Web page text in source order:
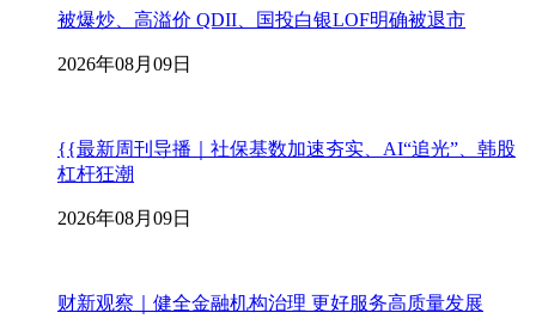
被爆炒、高溢价 QDII、国投白银LOF明确被退市
2026年08月09日
{{最新周刊导播｜社保基数加速夯实、AI“追光”、韩股
杠杆狂潮
2026年08月09日
财新观察｜健全金融机构治理 更好服务高质量发展